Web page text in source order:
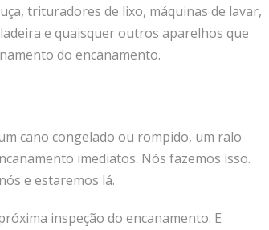
trituradores de lixo, máquinas de lavar,
e quaisquer outros aparelhos que
do encanamento.
cano congelado ou rompido, um ralo
imediatos. Nós fazemos isso.
e estaremos lá.
inspeção do encanamento. E